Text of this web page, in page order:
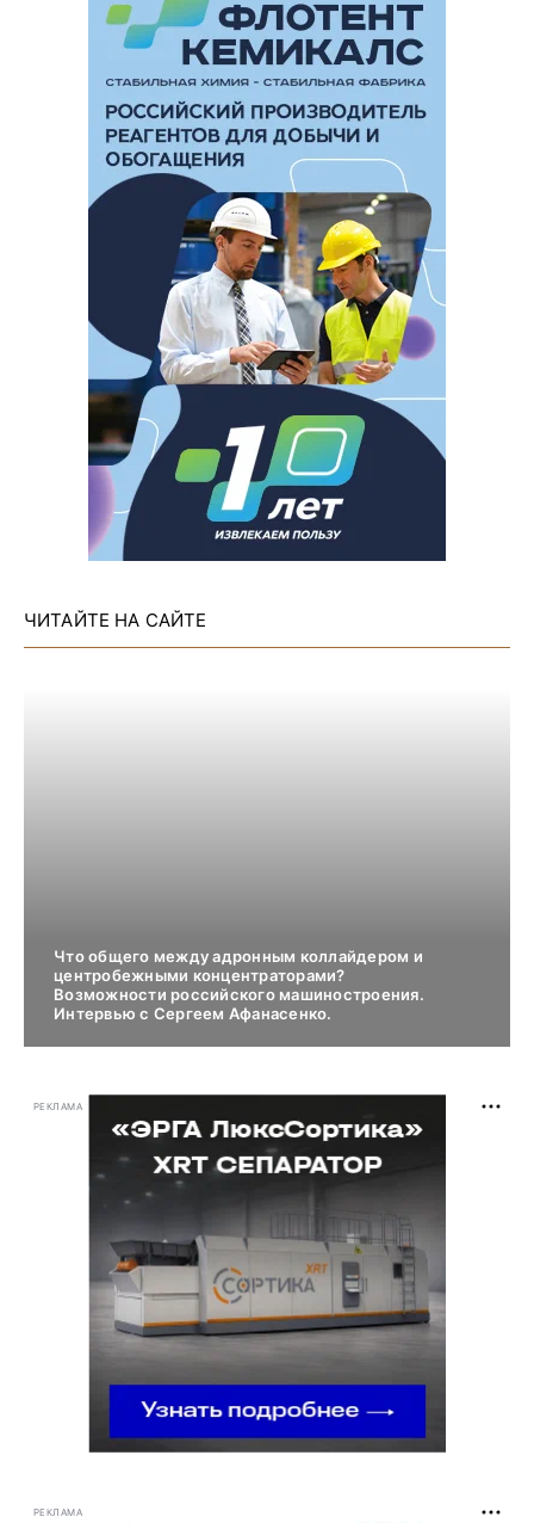
ЧИТАЙТЕ НА САЙТЕ
Что общего между адронным коллайдером и
центробежными концентраторами?
Возможности российского машиностроения.
Интервью с Сергеем Афанасенко.
РЕКЛАМА
РЕКЛАМА